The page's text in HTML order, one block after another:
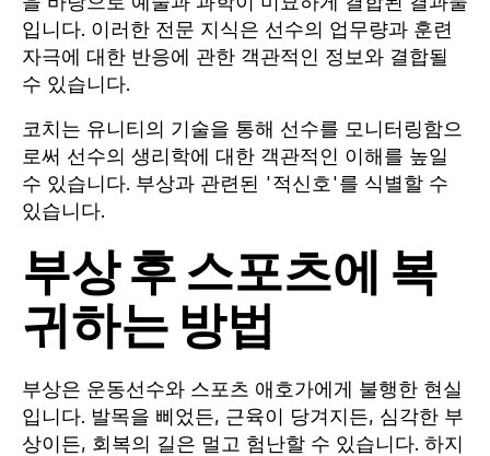
입니다. 이러한 전문 지식은 선수의 업무량과 훈련
자극에 대한 반응에 관한 객관적인 정보와 결합될
수 있습니다.
코치는 유니티의 기술을 통해 선수를 모니터링함으
로써 선수의 생리학에 대한 객관적인 이해를 높일
수 있습니다. 부상과 관련된 '적신호'를 식별할 수
있습니다.
부상 후 스포츠에 복
귀하는 방법
부상은 운동선수와 스포츠 애호가에게 불행한 현실
입니다. 발목을 삐었든, 근육이 당겨지든, 심각한 부
상이든, 회복의 길은 멀고 험난할 수 있습니다. 하지